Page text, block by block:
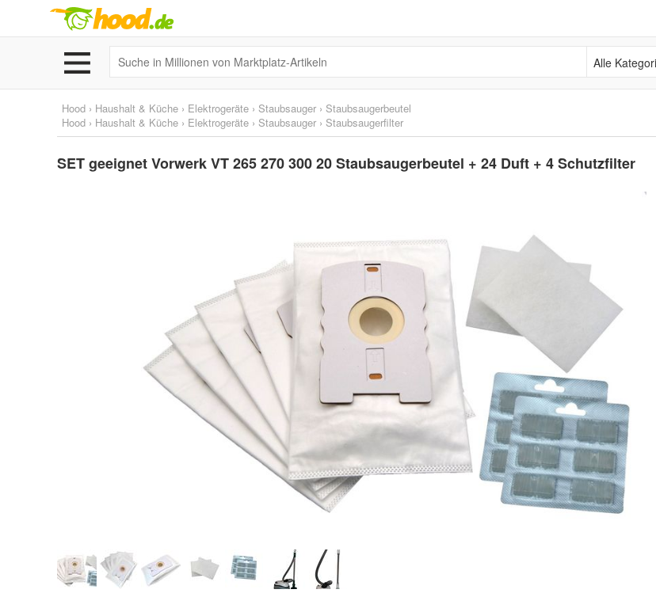
Alle Kategorien
Hood › Haushalt & Küche › Elektrogeräte › Staubsauger › Staubsaugerbeutel
Hood › Haushalt & Küche › Elektrogeräte › Staubsauger › Staubsaugerfilter
SET geeignet Vorwerk VT 265 270 300 20 Staubsaugerbeutel + 24 Duft + 4 Schutzfilter